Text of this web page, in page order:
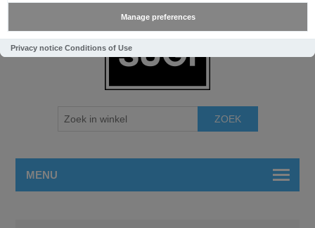
Manage preferences
Privacy notice Conditions of Use
MENU